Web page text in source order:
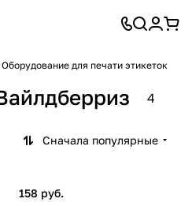
Оборудование для печати этикеток
4
Сначала популярные
158 руб.